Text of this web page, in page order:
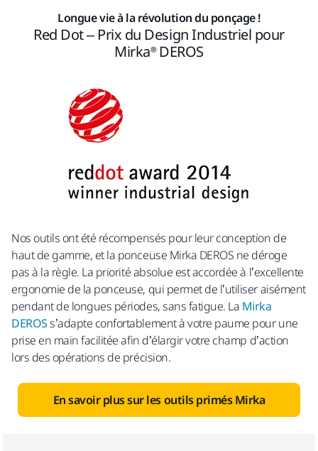
Longue vie à la révolution du ponçage !
Red Dot – Prix du Design Industriel pour
Mirka® DEROS
Nos outils ont été récompensés pour leur conception de
haut de gamme, et la ponceuse Mirka DEROS ne déroge
pas à la règle. La priorité absolue est accordée à l’excellente
ergonomie de la ponceuse, qui permet de l’utiliser aisément
pendant de longues périodes, sans fatigue. La Mirka
DEROSs’adapte confortablement à votre paume pour une
prise en main facilitée afin d’élargir votre champ d’action
lors des opérations de précision.
En savoir plus sur les outils primés Mirka